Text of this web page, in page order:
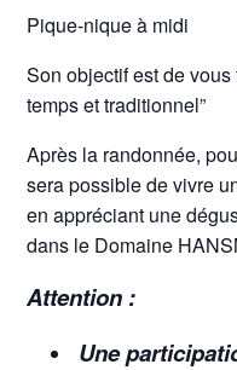
Pique-nique à midi
Son objectif est de
temps et traditionnel”
Après la randonnée,
sera possible de vivre
en appréciant une
dans le Domaine
Attention :
Une